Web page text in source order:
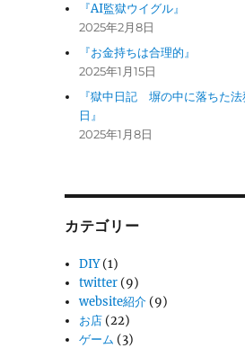
『AI監獄ウイグル』
2025年2月8日
『お金持ちは合理的』
2025年1月15日
『獄中日記 塀の中に落ちた
日』
2025年1月8日
カテゴリー
DIY(1)
twitter (9)
website紹介 (9)
お店 (22)
ゲーム (3)